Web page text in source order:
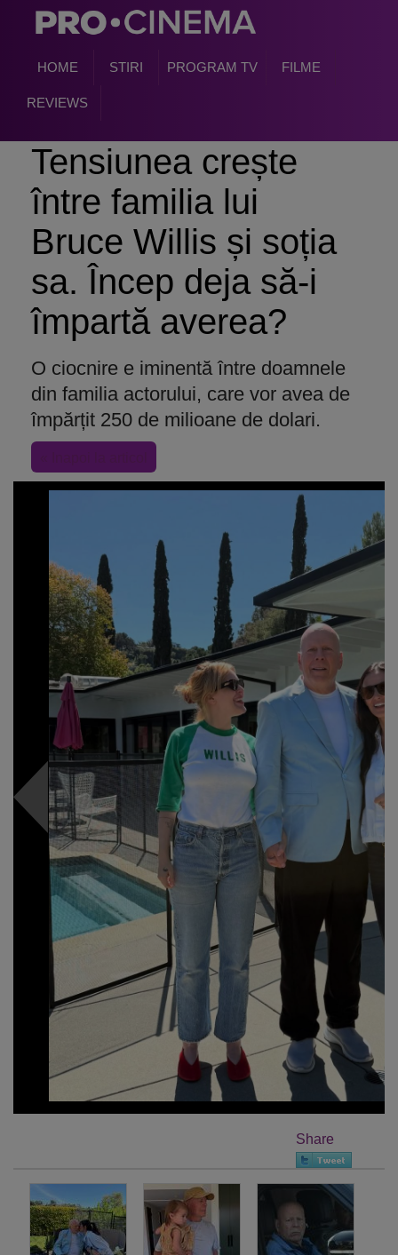
HOME STIRI PROGRAM TV FILME
REVIEWS
Tensiunea crește
între familia lui
Bruce Willis și soția
sa. Încep deja să-i
împartă averea?
O ciocnire e iminentă între doamnele
din familia actorului, care vor avea de
împărțit 250 de milioane de dolari.
Share